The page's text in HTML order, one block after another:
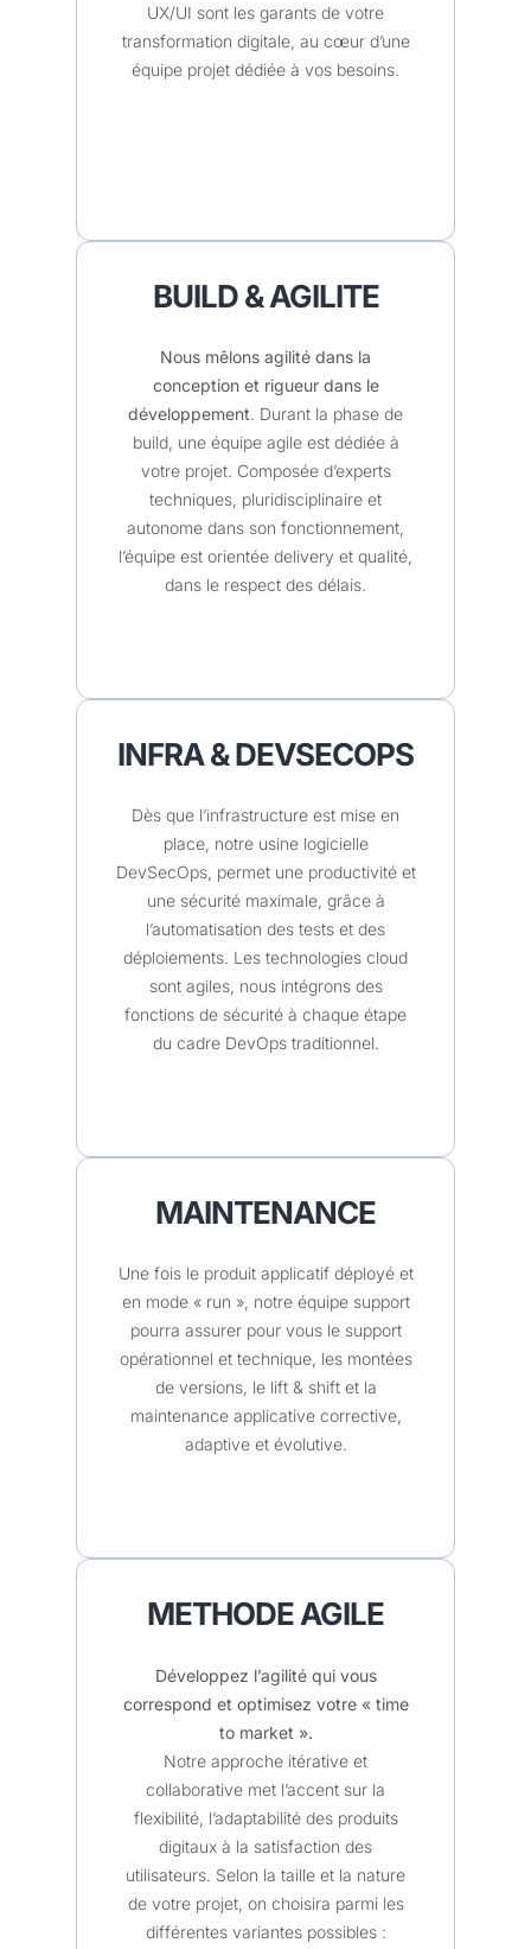
UX/UI sont les garants de votre
transformation digitale, au cœur d’une
équipe projet dédiée à vos besoins.
BUILD & AGILITE
Nous mêlons agilité dans la
conception et rigueur dans le
développement. Durant la phase de
build, une équipe agile est dédiée à
votre projet. Composée d’experts
techniques, pluridisciplinaire et
autonome dans son fonctionnement,
l’équipe est orientée delivery et qualité,
dans le respect des délais.
INFRA & DEVSECOPS
Dès que l’infrastructure est mise en
place, notre usine logicielle
DevSecOps, permet une productivité et
une sécurité maximale, grâce à
l’automatisation des tests et des
déploiements. Les technologies cloud
sont agiles, nous intégrons des
fonctions de sécurité à chaque étape
du cadre DevOps traditionnel.
MAINTENANCE
Une fois le produit applicatif déployé et
en mode « run », notre équipe support
pourra assurer pour vous le support
opérationnel et technique, les montées
de versions, le lift & shift et la
maintenance applicative corrective,
adaptive et évolutive.
METHODE AGILE
Développez l’agilité qui vous
correspond et optimisez votre « time
to market ».
Notre approche itérative et
collaborative met l’accent sur la
flexibilité, l’adaptabilité des produits
digitaux à la satisfaction des
utilisateurs. Selon la taille et la nature
de votre projet, on choisira parmi les
différentes variantes possibles :